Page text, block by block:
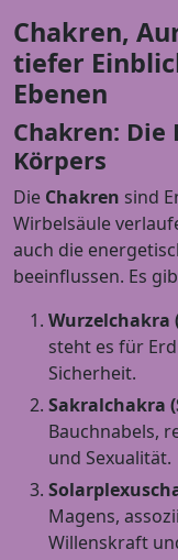
Chakren,
tiefer
Ebenen
Chakren: Die
Körpers
Die Chakren sind
Wirbelsäule
auch die
beeinflussen. Es
Wurzelchakra
steht es für
Sicherheit.
Sakralchakra
Bauchnabels,
und Sexualität.
Magens,
Willenskraft